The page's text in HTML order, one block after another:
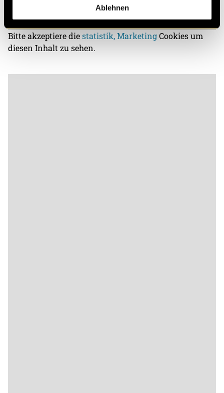
Ablehnen
Bitte akzeptiere diestatistik, MarketingCookies um
diesen Inhalt zu sehen.